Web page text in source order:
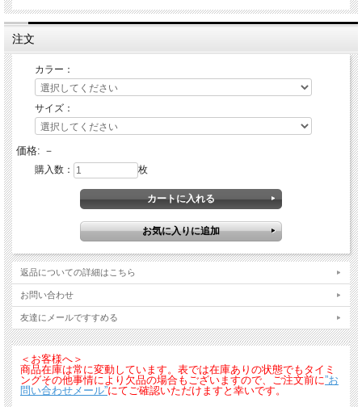
素材：ＥＳドライ鹿の子
ポリエステル７０％・綿３０％
注文
カラー：
サイズ：
価格: －
購入数： 枚
返品についての詳細はこちら
お問い合わせ
友達にメールですすめる
＜お客様へ＞
商品在庫は常に変動しています。表では在庫ありの状態でもタイミ
ングその他事情により欠品の場合もございますので、ご注文前に”お
問い合わせメール”にてご確認いただけますと幸いです。